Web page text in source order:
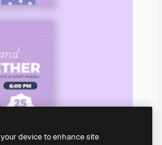
device to enhance site